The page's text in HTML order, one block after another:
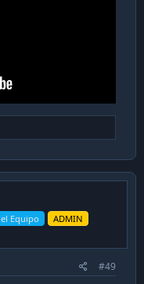
Equipo ADMIN
#49